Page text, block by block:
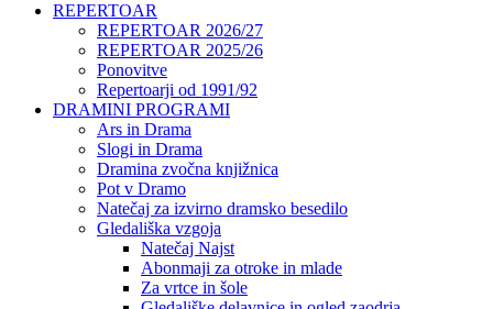
REPERTOAR
REPERTOAR 2026/27
REPERTOAR 2025/26
Ponovitve
Repertoarji od 1991/92
DRAMINI PROGRAMI
Ars in Drama
Slogi in Drama
Dramina zvočna knjižnica
Pot v Dramo
Natečaj za izvirno dramsko besedilo
Gledališka vzgoja
Natečaj Najst
Abonmaji za otroke in mlade
Za vrtce in šole